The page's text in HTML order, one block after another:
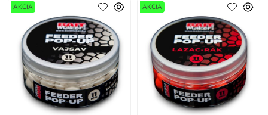
AKCIA AKCIA